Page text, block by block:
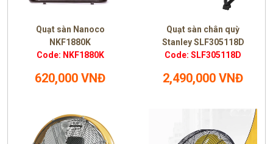
Quạt sàn Nanoco
NKF1880K
Code: NKF1880K
620,000 VNĐ
Quạt sàn chân quỳ
Stanley SLF305118D
Code: SLF305118D
2,490,000 VNĐ